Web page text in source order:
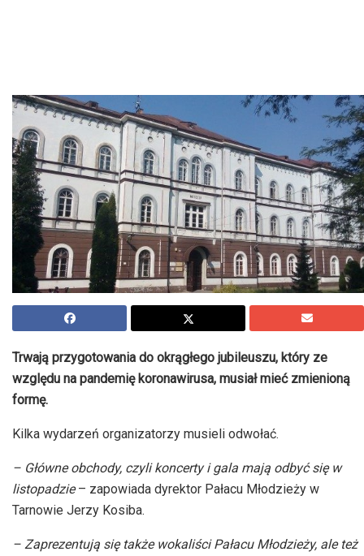
Trwają przygotowania do okrągłego jubileuszu, który ze
względu na pandemię koronawirusa, musiał mieć zmienioną
formę.
Kilka wydarzeń organizatorzy musieli odwołać.
– Główne obchody, czyli koncerty i gala mają odbyć się w
listopadzie– zapowiada dyrektor Pałacu Młodzieży w
Tarnowie Jerzy Kosiba.
– Zaprezentują się także wokaliści Pałacu Młodzieży, ale też